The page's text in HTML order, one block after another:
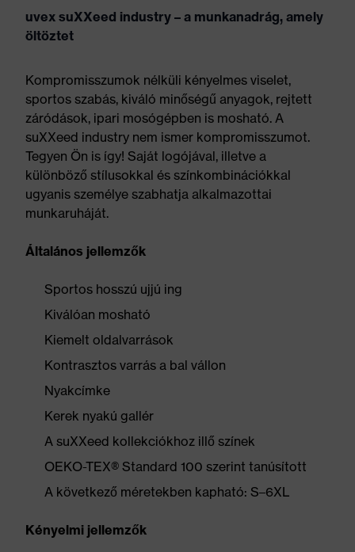
uvex suXXeed industry – a munkanadrág, amely
öltöztet
Kompromisszumok nélküli kényelmes viselet,
sportos szabás, kiváló minőségű anyagok, rejtett
záródások, ipari mosógépben is mosható. A
suXXeed industry nem ismer kompromisszumot.
Tegyen Ön is így! Saját logójával, illetve a
különböző stílusokkal és színkombinációkkal
ugyanis személye szabhatja alkalmazottai
munkaruháját.
Általános jellemzők
Sportos hosszú ujjú ing
Kiválóan mosható
Kiemelt oldalvarrások
Kontrasztos varrás a bal vállon
Nyakcímke
Kerek nyakú gallér
A suXXeed kollekciókhoz illő színek
OEKO-TEX® Standard 100 szerint tanúsított
A következő méretekben kapható: S–6XL
Kényelmi jellemzők